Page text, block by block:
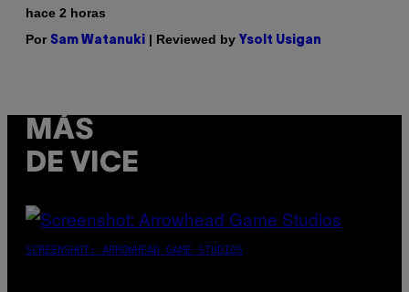
hace 2 horas
Por Sam Watanuki | Reviewed by Ysolt Usigan
MÁS
DE VICE
SCREENSHOT: ARROWHEAD GAME STUDIOS